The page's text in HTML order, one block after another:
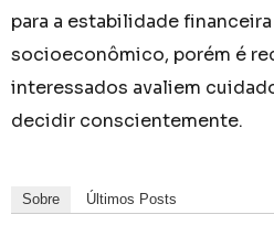
para a estabilidade
socioeconômico, porém é
interessados avaliem
decidir conscientemente.
Sobre Últimos Posts